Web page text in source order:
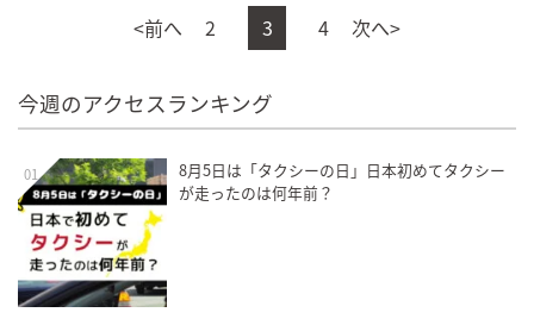
<前へ 2 3 4 次へ>
今週のアクセスランキング
01
8月5日は「タクシーの日」日本初めてタクシー
が走ったのは何年前？